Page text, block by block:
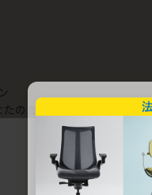
のための椅子選びをサポ